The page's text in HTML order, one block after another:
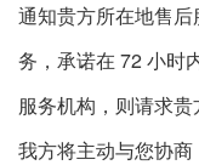
通知贵方所在地售
务，承诺在 72 小时
服务机构，则请求
我方将主动与您协商